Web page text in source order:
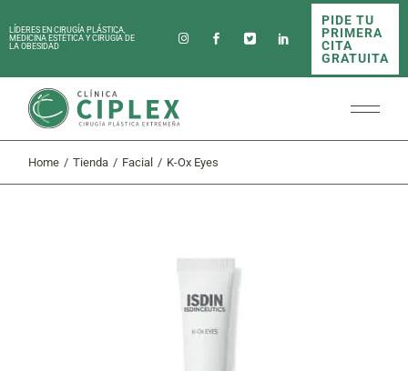
to
theLÍDERES EN CIRUGÍA PLÁSTICA,
MEDICINA ESTÉTICA Y CIRUGÍA DE
LA OBESIDAD
PIDE TU
PRIMERA
CITA
GRATUITA
Home Tienda Facial K-Ox Eyes